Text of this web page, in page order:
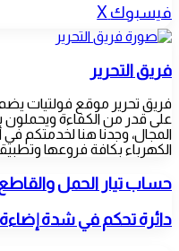
فيسبوك ‫Xلينكدإن‏Tumblrبينتيريست‏Reddit‏VKontakteمشاركة
عبر
البريد
طباعة
فريق التحرير
فريق تحرير موقع فولتيات
على قدر من الكفاءة
المجال، وجدنا هنا
الكهرباء بكافة فروعها
حساب
تيار
الحمل
والقاطع
حساب تيار الحمل
دائرة
تحكم
دائرة تحكم في شدة إضاءة